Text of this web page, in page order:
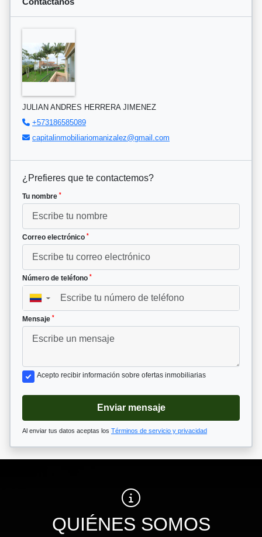
JULIAN ANDRES HERRERA JIMENEZ
+573186585089
capitalinmobiliariomanizalez@gmail.com
¿Prefieres que te contactemos?
Tu nombre *
Correo electrónico *
Número de teléfono *
▼
Mensaje *
Acepto recibir información sobre ofertas inmobiliarias
Enviar mensaje
Al enviar tus datos aceptas los Términos de servicio y privacidad
QUIÉNES SOMOS